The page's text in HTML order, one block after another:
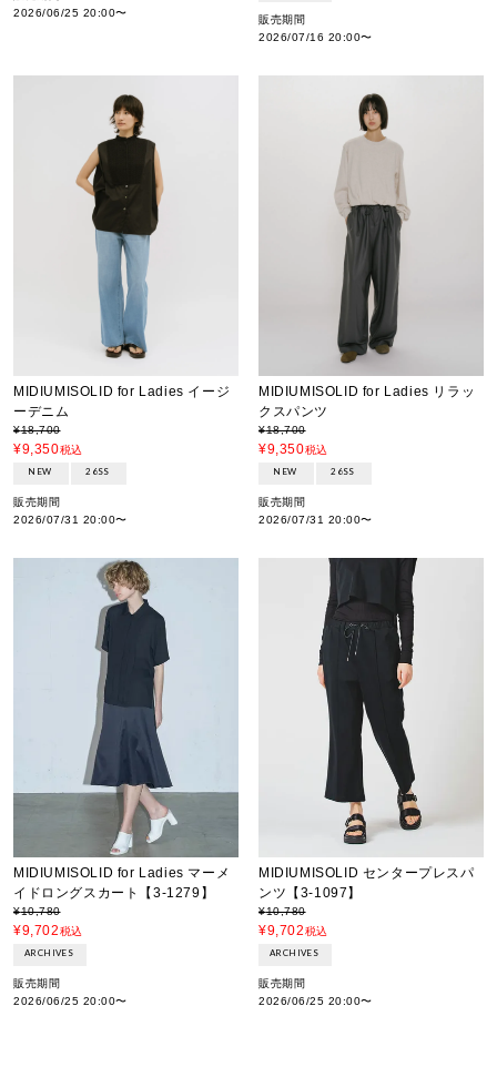
2026/06/25 20:00〜
販売期間
2026/07/16 20:00〜
MIDIUMISOLID for Ladies イージ
ーデニム
¥18,700
¥9,350税込
NEW 26SS
販売期間
2026/07/31 20:00〜
MIDIUMISOLID for Ladies リラッ
クスパンツ
¥18,700
¥9,350税込
NEW 26SS
販売期間
2026/07/31 20:00〜
MIDIUMISOLID for Ladies マーメ
イドロングスカート【3-1279】
¥10,780
¥9,702税込
ARCHIVES
販売期間
2026/06/25 20:00〜
MIDIUMISOLID センタープレスパ
ンツ【3-1097】
¥10,780
¥9,702税込
ARCHIVES
販売期間
2026/06/25 20:00〜